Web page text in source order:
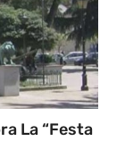
La “Festa